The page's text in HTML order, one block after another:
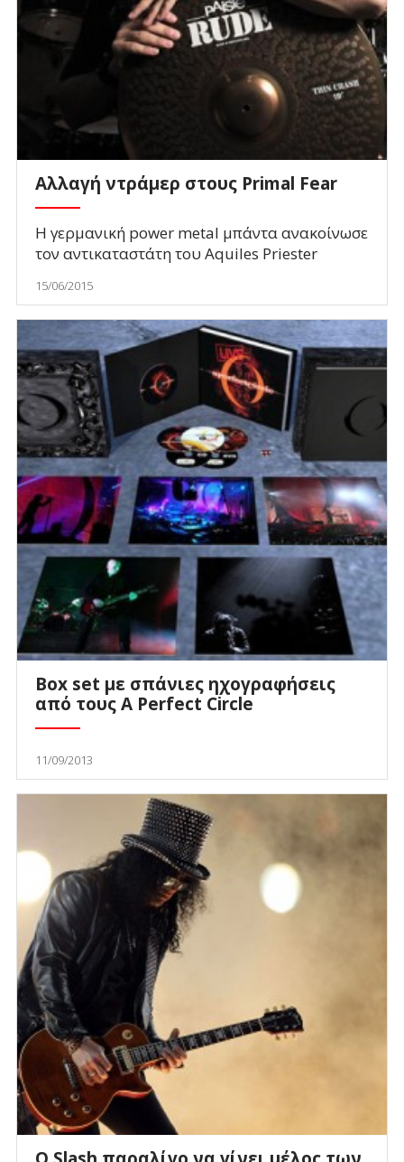
Aλλαγή ντράμερ στους Primal Fear
Η γερμανική power metal μπάντα ανακοίνωσε
τον αντικαταστάτη του Aquiles Priester
15/06/2015
Box set με σπάνιες ηχογραφήσεις
από τους A Perfect Circle
11/09/2013